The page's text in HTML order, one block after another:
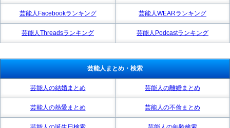
芸能人Facebookランキング 芸能人WEARランキング
芸能人Threadsランキング 芸能人Podcastランキング
芸能人まとめ・検索
芸能人の結婚まとめ 芸能人の離婚まとめ
芸能人の熱愛まとめ 芸能人の不倫まとめ